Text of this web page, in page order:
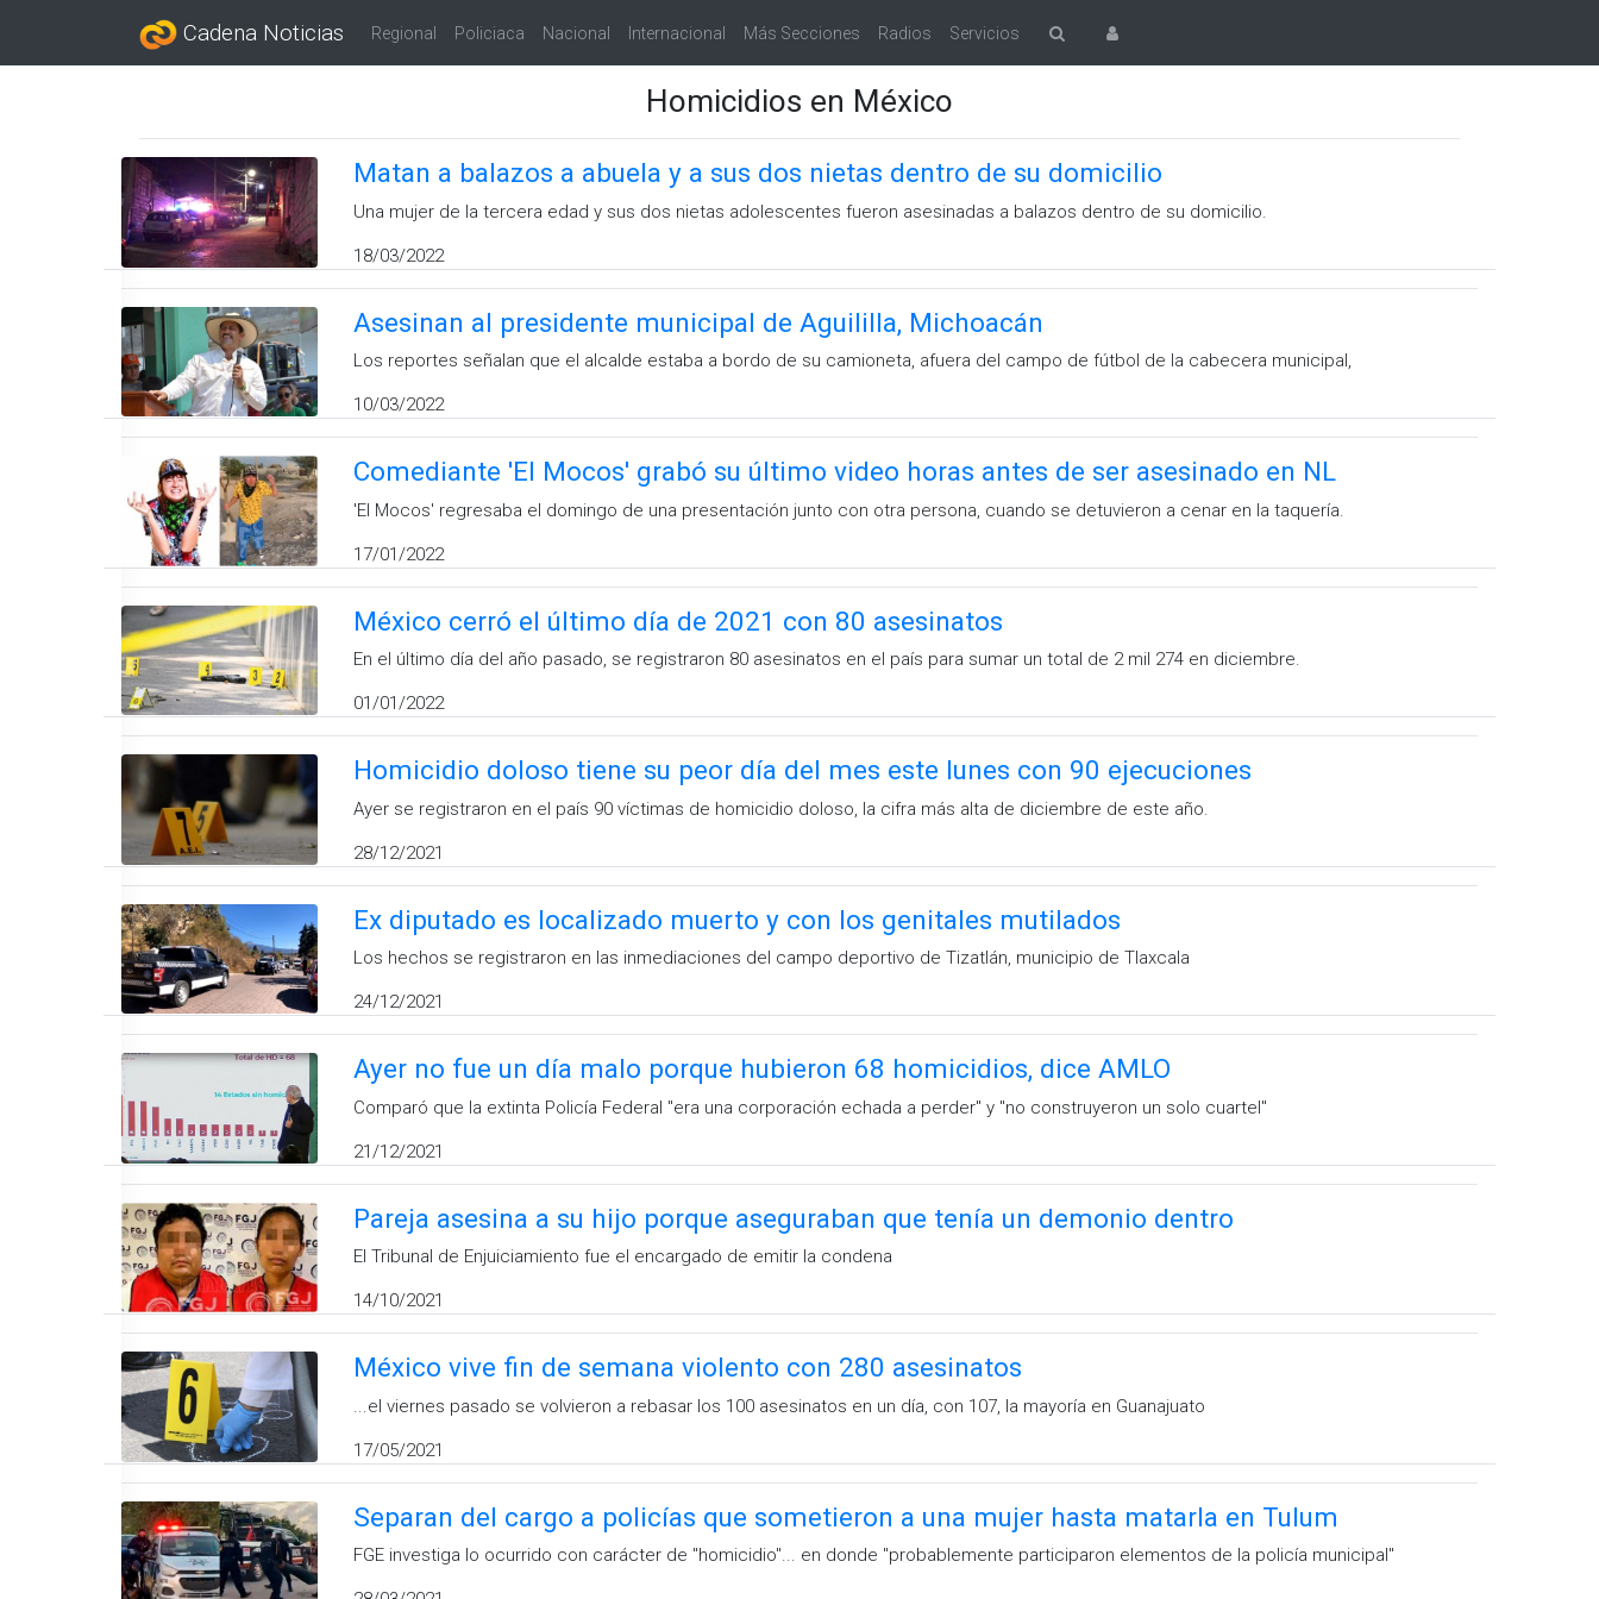
Cadena Noticias Regional Policiaca Nacional Internacional Más Secciones Radios Servicios
Homicidios en México
Matan a balazos a abuela y a sus dos nietas dentro de su domicilio
Una mujer de la tercera edad y sus dos nietas adolescentes fueron asesinadas a balazos dentro de su domicilio.
18/03/2022
Asesinan al presidente municipal de Aguililla, Michoacán
Los reportes señalan que el alcalde estaba a bordo de su camioneta, afuera del campo de fútbol de la cabecera municipal,
10/03/2022
Comediante 'El Mocos' grabó su último video horas antes de ser asesinado en NL
'El Mocos' regresaba el domingo de una presentación junto con otra persona, cuando se detuvieron a cenar en la taquería.
17/01/2022
México cerró el último día de 2021 con 80 asesinatos
En el último día del año pasado, se registraron 80 asesinatos en el país para sumar un total de 2 mil 274 en diciembre.
01/01/2022
Homicidio doloso tiene su peor día del mes este lunes con 90 ejecuciones
Ayer se registraron en el país 90 víctimas de homicidio doloso, la cifra más alta de diciembre de este año.
28/12/2021
Ex diputado es localizado muerto y con los genitales mutilados
Los hechos se registraron en las inmediaciones del campo deportivo de Tizatlán, municipio de Tlaxcala
24/12/2021
Ayer no fue un día malo porque hubieron 68 homicidios, dice AMLO
Comparó que la extinta Policía Federal ''era una corporación echada a perder'' y ''no construyeron un solo cuartel''
21/12/2021
Pareja asesina a su hijo porque aseguraban que tenía un demonio dentro
El Tribunal de Enjuiciamiento fue el encargado de emitir la condena
14/10/2021
México vive fin de semana violento con 280 asesinatos
...el viernes pasado se volvieron a rebasar los 100 asesinatos en un día, con 107, la mayoría en Guanajuato
17/05/2021
Separan del cargo a policías que sometieron a una mujer hasta matarla en Tulum
FGE investiga lo ocurrido con carácter de ''homicidio''... en donde ''probablemente participaron elementos de la policía municipal''